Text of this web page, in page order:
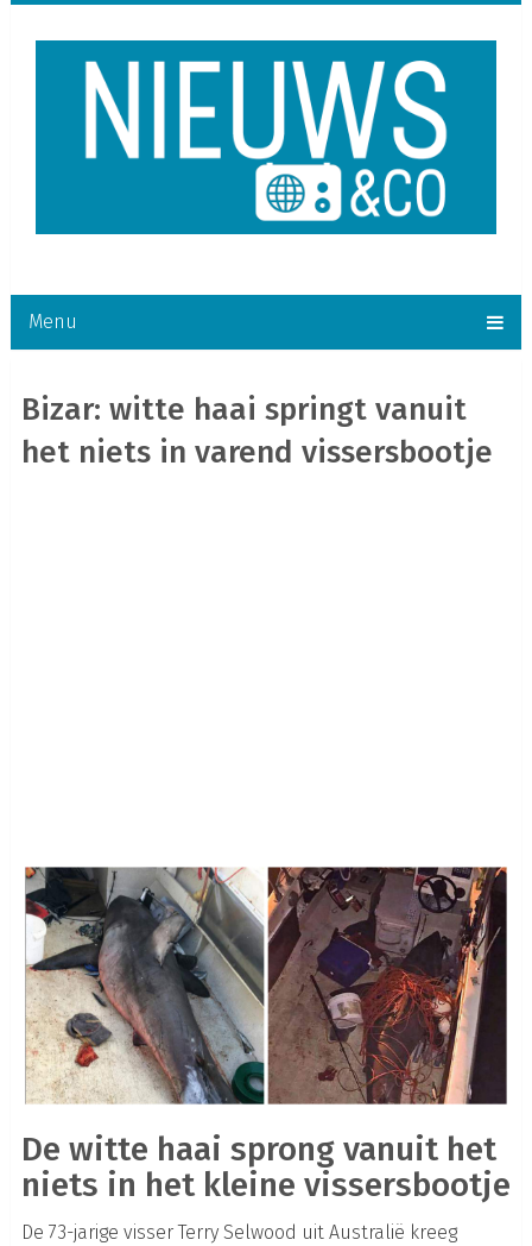
Menu
Bizar: witte haai springt vanuit
het niets in varend vissersbootje
De witte haai sprong vanuit het
niets in het kleine vissersbootje
De 73-jarige visser Terry Selwood uit Australië kreeg